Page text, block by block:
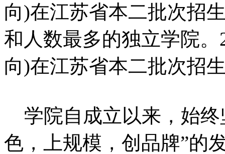
向)在江苏省本二批次招
和人数最多的独立学院
向)在江苏省本二批次招
学院自成立以来，始终
色，上规模，创品牌”的